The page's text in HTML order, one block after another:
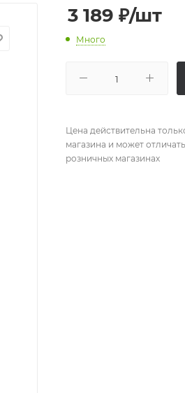
3 189 ₽/шт
Много
Цена действительна
магазина и может
розничных магазинах